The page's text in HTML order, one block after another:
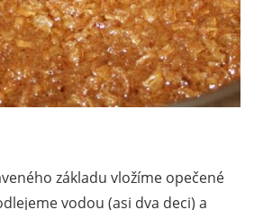
základu vložíme opečené
vodou (asi dva deci) a